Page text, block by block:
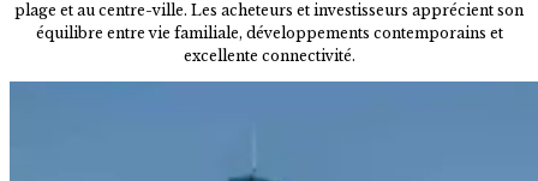
plage et au centre-ville. Les acheteurs et investisseurs apprécient son
équilibre entre vie familiale, développements contemporains et
excellente connectivité.